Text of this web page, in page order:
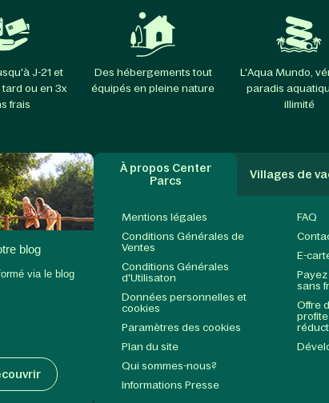
J-21 et
ou en 3x
frais
Des hébergements tout
équipés en pleine nature
L'Aqua Mundo,
paradis
illimité
blog
via le blog
À propos Center
Parcs
Villages de
Mentions légales
Conditions Générales de
Ventes
Conditions Générales
d'Utilisaton
Données personnelles et
cookies
Paramètres des cookies
Plan du site
Qui sommes-nous?
Informations Presse
FAQ
E-
sans
Offre